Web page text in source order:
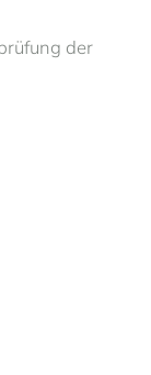
der